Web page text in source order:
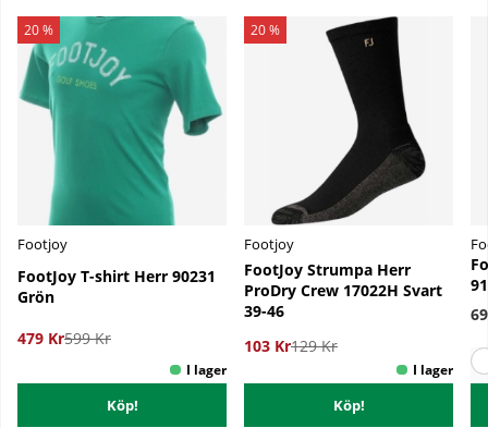
20 %
Footjoy
FootJoy T-shirt Herr 90231
Grön
479 Kr599 Kr
Köp!
20 %
Footjoy
FootJoy Strumpa Herr
ProDry Crew 17022H Svart
39-46
103 Kr129 Kr
Köp!